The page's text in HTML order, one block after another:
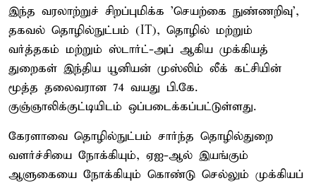
இந்த வரலாற்றுச் சிறப்புமிக்க 'செயற்கை நுண்ணறிவு',
தகவல் தொழில்நுட்பம் (IT), தொழில் மற்றும்
வர்த்தகம் மற்றும் ஸ்டார்ட்-அப் ஆகிய முக்கியத்
துறைகள் இந்திய யூனியன் முஸ்லிம் லீக் கட்சியின்
மூத்த தலைவரான 74 வயது பி.கே.
குஞ்ஞாலிக்குட்டியிடம் ஒப்படைக்கப்பட்டுள்ளது.
கேரளாவை தொழில்நுட்பம் சார்ந்த தொழில்துறை
வளர்ச்சியை நோக்கியும், ஏஐ-ஆல் இயங்கும்
ஆளுகையை நோக்கியும் கொண்டு செல்லும் முக்கியப்